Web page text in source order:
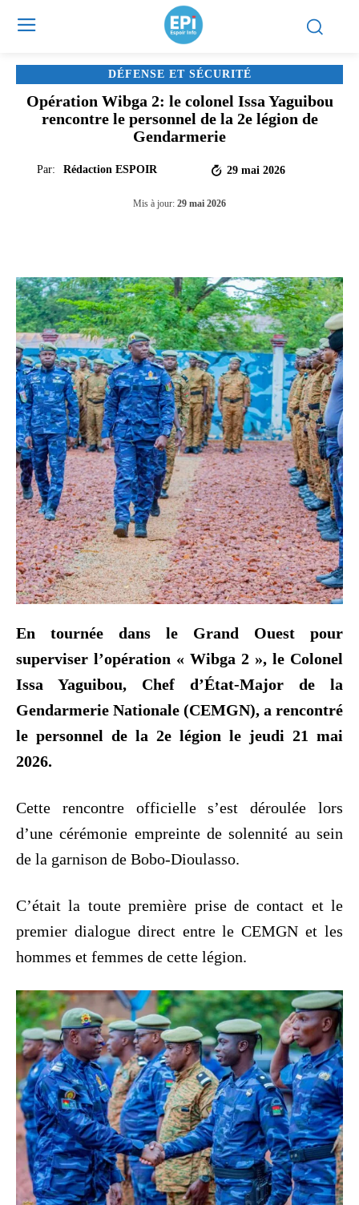
DÉFENSE ET SÉCURITÉ
Opération Wibga 2: le colonel Issa Yaguibou
rencontre le personnel de la 2e légion de
Gendarmerie
Par: Rédaction ESPOIR 29 mai 2026
Mis à jour: 29 mai 2026
En tournée dans le Grand Ouest pour
superviser l’opération « Wibga 2 », le Colonel
Issa Yaguibou, Chef d’État-Major de la
Gendarmerie Nationale (CEMGN), a rencontré
le personnel de la 2e légion le jeudi 21 mai
2026.
Cette rencontre officielle s’est déroulée lors
d’une cérémonie empreinte de solennité au sein
de la garnison de Bobo-Dioulasso.
C’était la toute première prise de contact et le
premier dialogue direct entre le CEMGN et les
hommes et femmes de cette légion.